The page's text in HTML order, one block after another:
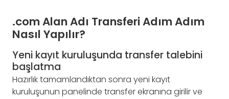
.com Alan Adı Transferi Adım Adım
Nasıl Yapılır?
Yeni kayıt kuruluşunda transfer talebini
başlatma
Hazırlık tamamlandıktan sonra yeni kayıt
kuruluşunun panelinde transfer ekranına girilir ve